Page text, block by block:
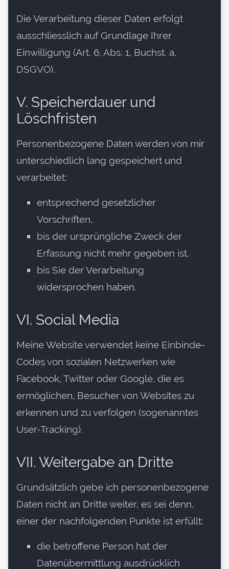
Die Verarbeitung dieser Daten erfolgt
ausschliesslich auf Grundlage Ihrer
Einwilligung (Art. 6, Abs. 1, Buchst. a,
DSGVO).
V. Speicherdauer und
Löschfristen
Personenbezogene Daten werden von mir
unterschiedlich lang gespeichert und
verarbeitet:
entsprechend gesetzlicher
Vorschriften,
bis der ursprüngliche Zweck der
Erfassung nicht mehr gegeben ist,
bis Sie der Verarbeitung
widersprochen haben.
VI. Social Media
Meine Website verwendet keine Einbinde-
Codes von sozialen Netzwerken wie
Facebook, Twitter oder Google, die es
ermöglichen, Besucher von Websites zu
erkennen und zu verfolgen (sogenanntes
User-Tracking).
VII. Weitergabe an Dritte
Grundsätzlich gebe ich personenbezogene
Daten nicht an Dritte weiter, es sei denn,
einer der nachfolgenden Punkte ist erfüllt:
die betroffene Person hat der
Datenübermittlung ausdrücklich